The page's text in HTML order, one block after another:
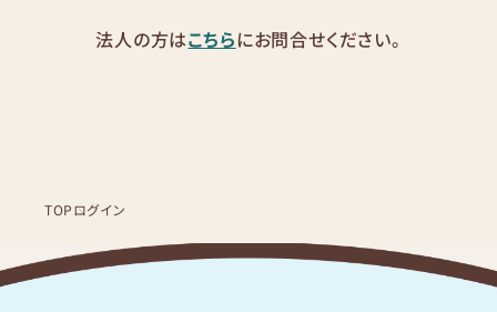
法人の方はこちらにお問合せください。
TOPログイン